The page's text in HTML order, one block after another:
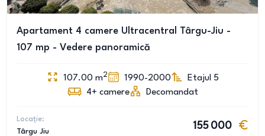
Apartament 4 camere Ultracentral Târgu-Jiu -
107 mp - Vedere panoramică
107.00 m2 1990-2000
Etajul 5
4+ camere Decomandat
Locație:
Târgu Jiu
155 000